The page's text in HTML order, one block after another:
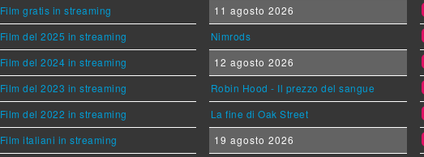
Film gratis in streaming
Film del 2025 in streaming
Film del 2024 in streaming
Film del 2023 in streaming
Film del 2022 in streaming
Film italiani in streaming
11 agosto 2026
Nimrods
12 agosto 2026
Robin Hood - Il prezzo del sangue
La fine di Oak Street
19 agosto 2026